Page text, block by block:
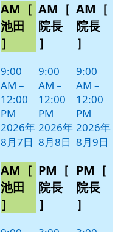
月
7
日
イ
ベ
ト)
AM［
池田
］
9:00
AM –
12:00
PM
2026年
8月7日
AM［
池田
］
月
8
日
イ
ベ
AM［
院長
］
9:00
AM –
12:00
PM
2026年
8月8日
PM［
院長
］
月
9
日
イ
ベ
AM［
院長
］
9:00
AM –
12:00
PM
2026年
8月9日
PM［
院長
］